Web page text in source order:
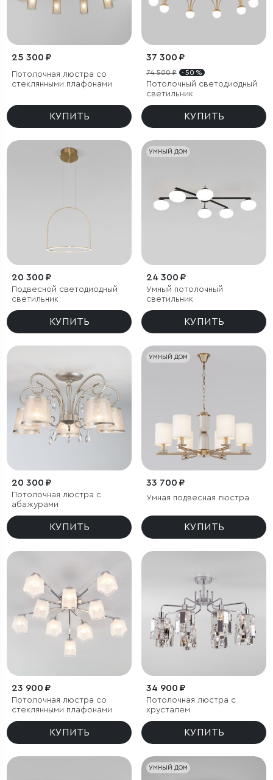
25 300 ₽
Потолочная люстра со
стеклянными плафонами
КУПИТЬ
37 300 ₽
74 500 ₽ - 50 %
Потолочный светодиодный
светильник
КУПИТЬ
20 300 ₽
Подвесной светодиодный
светильник
КУПИТЬ
УМНЫЙ ДОМ
24 300 ₽
Умный потолочный
светильник
КУПИТЬ
20 300 ₽
Потолочная люстра с
абажурами
КУПИТЬ
УМНЫЙ ДОМ
33 700 ₽
Умная подвесная люстра
КУПИТЬ
23 900 ₽
Потолочная люстра со
стеклянными плафонами
КУПИТЬ
34 900 ₽
Потолочная люстра с
хрусталем
КУПИТЬ
УМНЫЙ ДОМ